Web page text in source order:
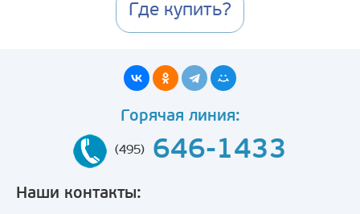
Где купить?
Горячая линия:
(495) 646-1433
Наши контакты: